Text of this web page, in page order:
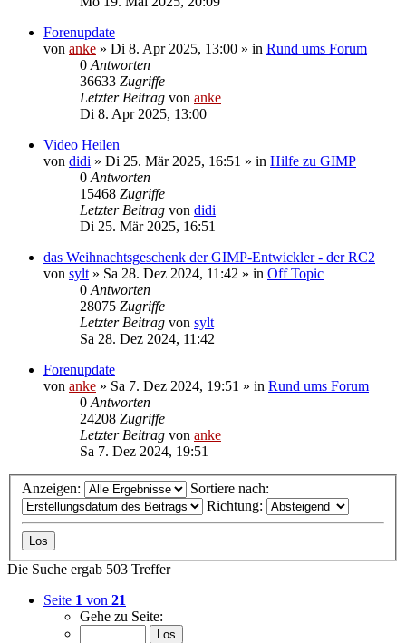
Forenupdate
von anke » Di 8. Apr 2025, 13:00 » in Rund ums Forum
0 Antworten
36633 Zugriffe
Letzter Beitrag von anke
Di 8. Apr 2025, 13:00
Video Heilen
von didi » Di 25. Mär 2025, 16:51 » in Hilfe zu GIMP
0 Antworten
15468 Zugriffe
Letzter Beitrag von didi
Di 25. Mär 2025, 16:51
das Weihnachtsgeschenk der GIMP-Entwickler - der RC2
von sylt » Sa 28. Dez 2024, 11:42 » in Off Topic
0 Antworten
28075 Zugriffe
Letzter Beitrag von sylt
Sa 28. Dez 2024, 11:42
Forenupdate
von anke » Sa 7. Dez 2024, 19:51 » in Rund ums Forum
0 Antworten
24208 Zugriffe
Letzter Beitrag von anke
Sa 7. Dez 2024, 19:51
Anzeigen:
Sortiere nach:
Richtung:
Die Suche ergab 503 Treffer
Seite 1 von 21
Gehe zu Seite: